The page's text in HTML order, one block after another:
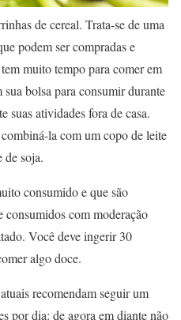
de cereal. Trata-se de uma
podem ser compradas e
muito tempo para comer em
sua bolsa para consumir durante
suas atividades fora de casa.
la com um copo de leite
de soja.
consumido e que são
consumidos com moderação
Você deve ingerir 30
algo doce.
recomendam seguir um
por dia: de agora em diante não